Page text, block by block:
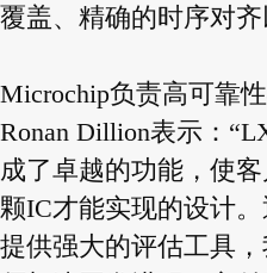
覆盖、精确的时序对齐
Microchip负责高可靠
Ronan Dillion表示：
成了卓越的功能，使
颗IC才能实现的设计
提供强大的评估工具